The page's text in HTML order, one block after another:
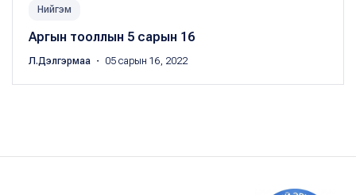
Нийгэм
Аргын тооллын 5 сарын 16
Л.Дэлгэрмаа ・ 05 сарын 16, 2022